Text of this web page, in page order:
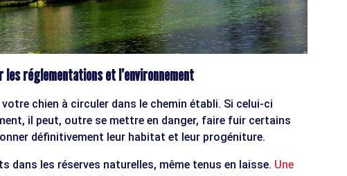
les réglementations et l’environnement
chien à circuler dans le chemin établi. Si celui-ci
il peut, outre se mettre en danger, faire fuir certains
définitivement leur habitat et leur progéniture.
dans les réserves naturelles, même tenus en laisse. Une